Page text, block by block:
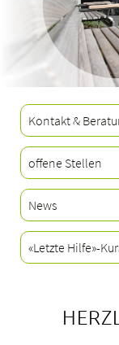
Standorte
Tätigkeitsfelder
Portrait
Kontakt &
offene Stellen
News
«Letzte Hilfe»-